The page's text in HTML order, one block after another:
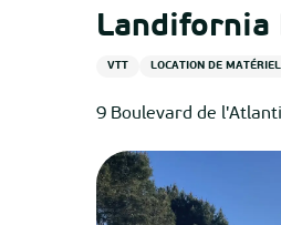
Landifornia
VTT LOCATION DE MATÉRIEL
9 Boulevard de